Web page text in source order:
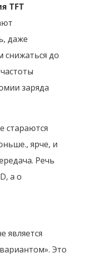
TFT
даже
снижаться до
заряда
стараются
ярче, и
Речь
а о
является
Это